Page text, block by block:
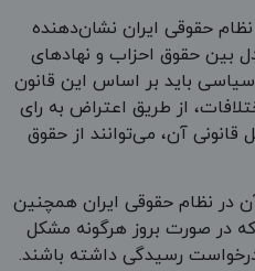
حقوقی ایران نشان‌دهنده
بین حقوق احزاب و نهادهای
باید بر اساس این قانون
از طریق اعتراض به رای
و مراحل قانونی آن، می‌توانند از حقوق
در نظام حقوقی ایران همچنین
در صورت بروز هرگونه مشکل
رسیدگی داشته باشند.